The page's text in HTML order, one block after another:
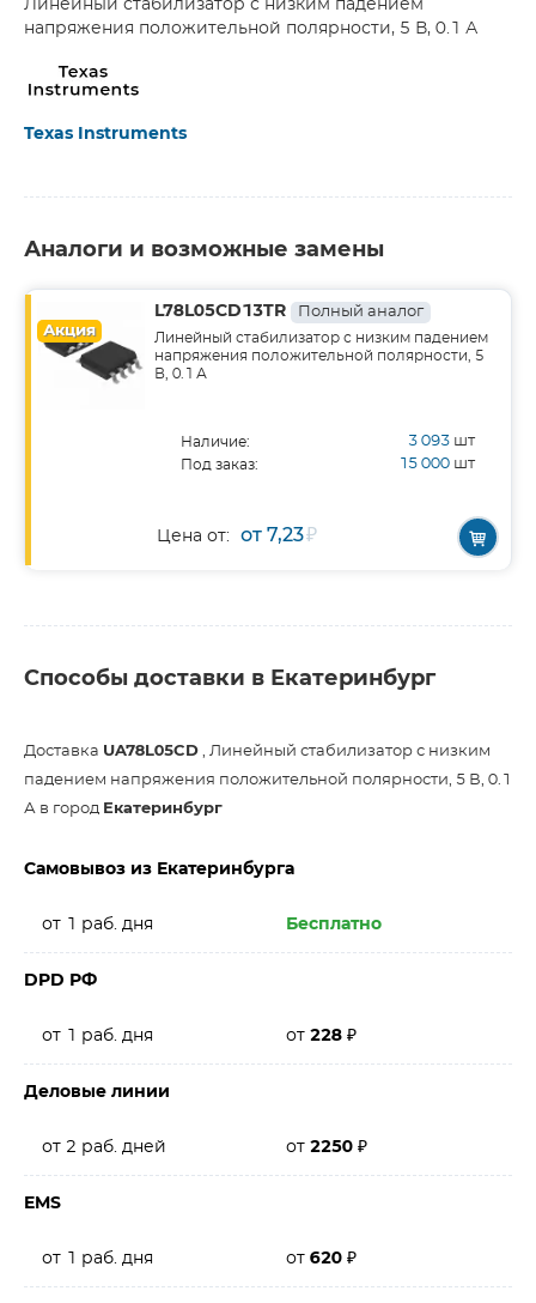
Линейный стабилизатор с низким падением
напряжения положительной полярности, 5 В, 0.1 А
Texas Instruments
Аналоги и возможные замены
Акция
L78L05CD13TR Полный аналог
Линейный стабилизатор с низким падением
напряжения положительной полярности, 5
В, 0.1 А
Наличие: 3 093 шт
Под заказ: 15 000 шт
Цена от: от 7,23₽
Способы доставки в Екатеринбург
Доставка UA78L05CD , Линейный стабилизатор с низким
падением напряжения положительной полярности, 5 В, 0.1
А в город Екатеринбург
Самовывоз из Екатеринбурга
от 1 раб. дня Бесплатно
DPD РФ
от 1 раб. дня от 228 ₽
Деловые линии
от 2 раб. дней от 2250 ₽
EMS
от 1 раб. дня от 620 ₽